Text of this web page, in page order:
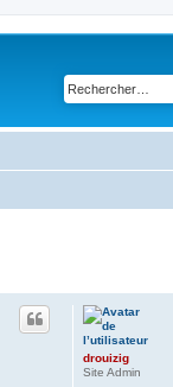
drouizig
Site Admin